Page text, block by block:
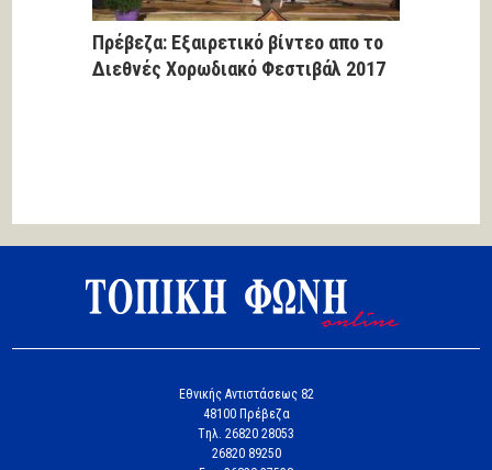
Πρέβεζα: Εξαιρετικό βίντεο απο το
Διεθνές Χορωδιακό Φεστιβάλ 2017
Εθνικής Αντιστάσεως 82
48100 Πρέβεζα
Tηλ. 26820 28053
26820 89250